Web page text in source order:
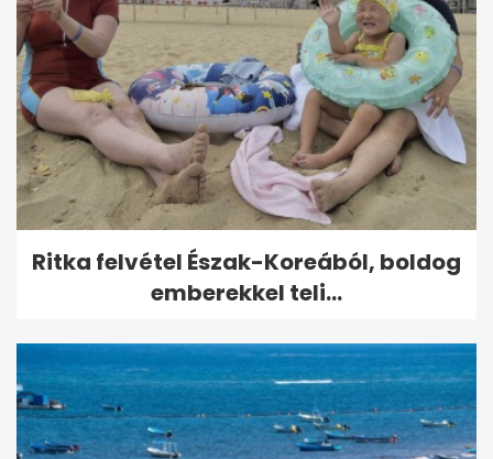
Ritka felvétel Észak-Koreából, boldog
emberekkel teli...